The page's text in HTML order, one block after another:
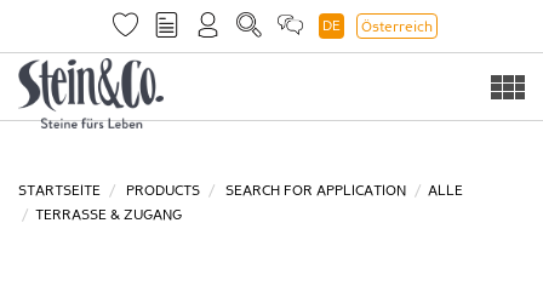
DE Österreich
STARTSEITE PRODUCTS SEARCH FOR APPLICATION
ALLE
TERRASSE & ZUGANG